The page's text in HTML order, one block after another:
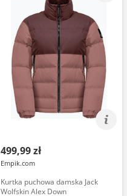
499,99 zł
Empik.com
Kurtka puchowa damska Jack
Wolfskin Alex Down